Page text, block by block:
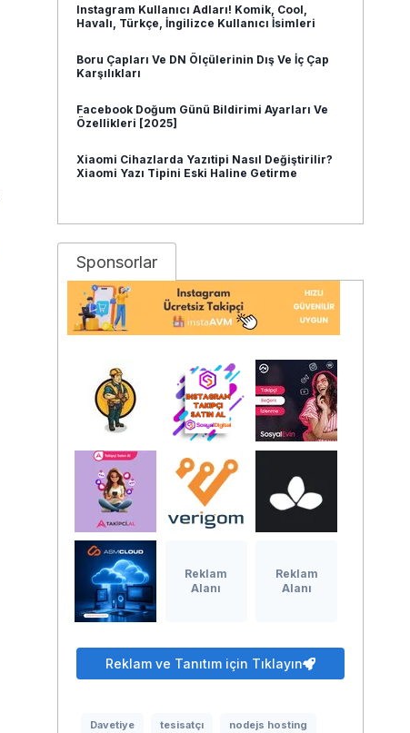
Instagram Kullanıcı Adları! Komik, Cool,
Havalı, Türkçe, İngilizce Kullanıcı İsimleri
Boru Çapları Ve DN Ölçülerinin Dış Ve İç Çap
Karşılıkları
Facebook Doğum Günü Bildirimi Ayarları Ve
Özellikleri [2025]
Xiaomi Cihazlarda Yazıtipi Nasıl Değiştirilir?
Xiaomi Yazı Tipini Eski Haline Getirme
Sponsorlar
Reklam
Alanı
Reklam
Alanı
Reklam ve Tanıtım için Tıklayın
Davetiye tesisatçı nodejs hosting